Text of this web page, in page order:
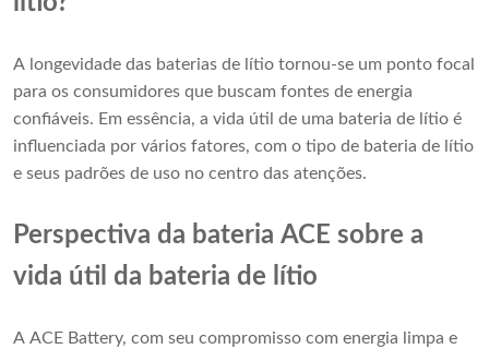
A longevidade das baterias de lítio tornou-se um ponto focal
para os consumidores que buscam fontes de energia
confiáveis. Em essência, a vida útil de uma bateria de lítio é
influenciada por vários fatores, com o tipo de bateria de lítio
e seus padrões de uso no centro das atenções.
Perspectiva da bateria ACE sobre a
vida útil da bateria de lítio
A ACE Battery, com seu compromisso com energia limpa e